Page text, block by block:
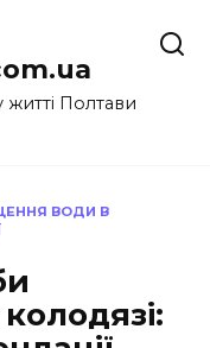
Полтави
ВОДИ В